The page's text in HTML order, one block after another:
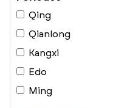
Qing
Qianlong
Kangxi
Edo
Ming